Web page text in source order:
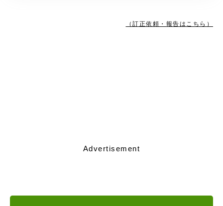
（訂正依頼・報告はこちら）
Advertisement